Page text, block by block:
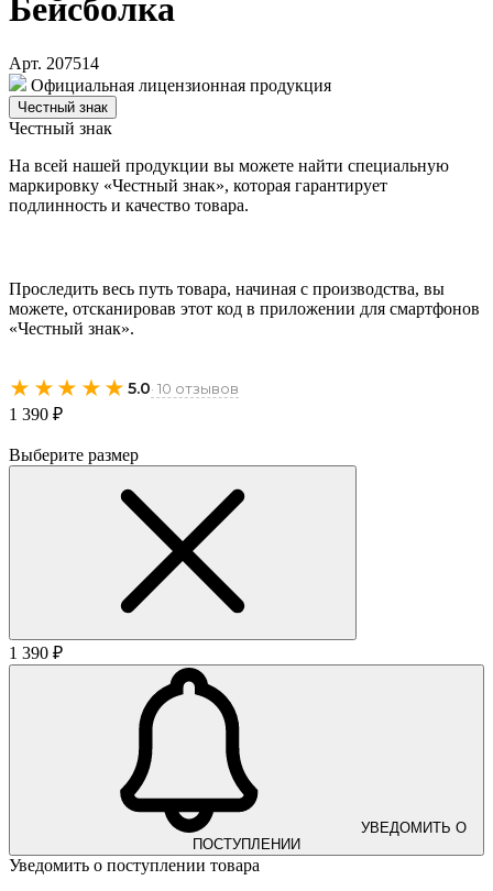
Бейсболка
Арт. 207514
Официальная лицензионная продукция
Честный знак
Честный знак
На всей нашей продукции вы можете найти специальную
маркировку «Честный знак», которая гарантирует
подлинность и качество товара.
Проследить весь путь товара, начиная с производства, вы
можете, отсканировав этот код в приложении для смартфонов
«Честный знак».
★★★★★ 5.0· 10 отзывов
1 390 ₽
Выберите размер
1 390 ₽
УВЕДОМИТЬ О
ПОСТУПЛЕНИИ
Уведомить о поступлении товара